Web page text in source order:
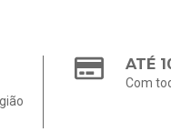
ATÉ
Com